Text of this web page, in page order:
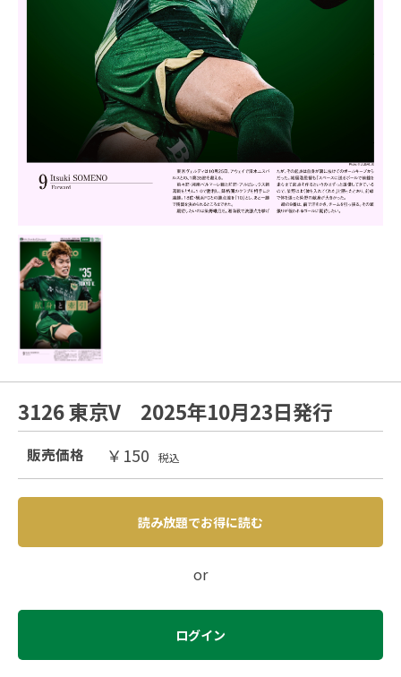
3126 東京V 2025年10月23日発行
販売価格 ￥150 税込
読み放題でお得に読む
or
ログイン